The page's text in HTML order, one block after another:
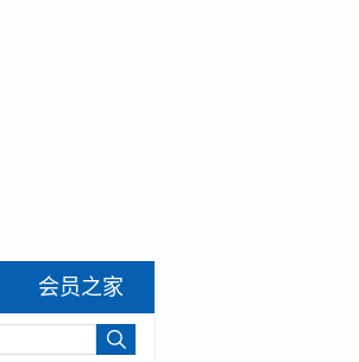
会员之家